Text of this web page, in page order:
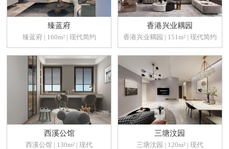
臻蓝府
臻蓝府 | 160m² | 现代简约
香港兴业耦园
香港兴业耦园 | 151m² | 现代简约
西溪公馆
西溪公馆 | 130m² | 现代
三塘汶园
三塘汶园 | 120m² | 现代